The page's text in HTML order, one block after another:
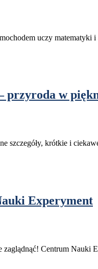
uczy matematyki
przyroda w
szczegóły, krótkie i
Experyment
zaglądnąć! Centrum